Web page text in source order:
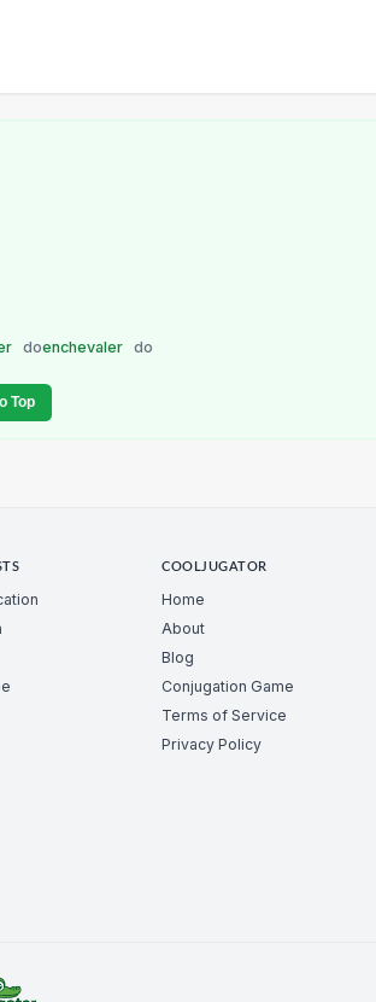
doenchevaler do
Top
COOLJUGATOR
Home
About
Blog
Conjugation Game
Terms of Service
Privacy Policy